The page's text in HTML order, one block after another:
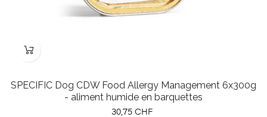
SPECIFIC Dog CDW Food Allergy Management 6x300g
- aliment humide en barquettes
Prix
30,75 CHF